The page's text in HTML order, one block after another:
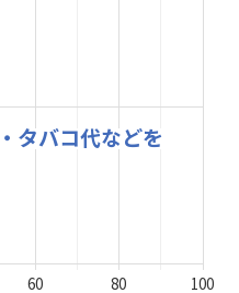
タバコ代などを
60 80 100